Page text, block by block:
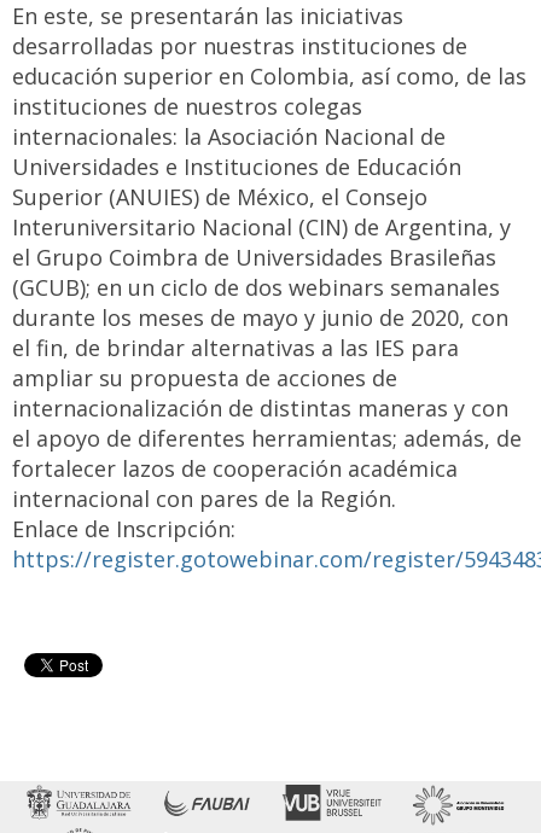
En este, se presentarán las iniciativas
desarrolladas por nuestras instituciones de
educación superior en Colombia, así como, de las
instituciones de nuestros colegas
internacionales: la Asociación Nacional de
Universidades e Instituciones de Educación
Superior (ANUIES) de México, el Consejo
Interuniversitario Nacional (CIN) de Argentina, y
el Grupo Coimbra de Universidades Brasileñas
(GCUB); en un ciclo de dos webinars semanales
durante los meses de mayo y junio de 2020, con
el fin, de brindar alternativas a las IES para
ampliar su propuesta de acciones de
internacionalización de distintas maneras y con
el apoyo de diferentes herramientas; además, de
fortalecer lazos de cooperación académica
internacional con pares de la Región.
Enlace de Inscripción:
https://register.gotowebinar.com/register/